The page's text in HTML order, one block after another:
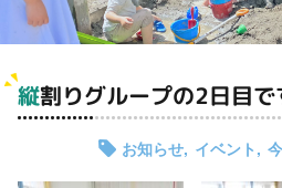
縦割りグループの2日目で
お知らせ イベント